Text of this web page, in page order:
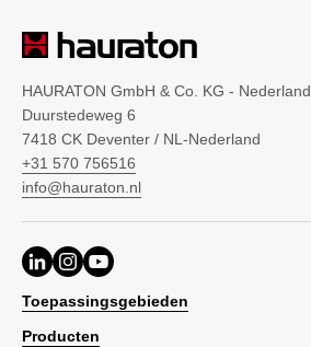
HAURATON GmbH & Co. KG - Nederland
Duurstedeweg 6
7418 CK Deventer / NL-Nederland
+31 570 756516
info@hauraton.nl
Toepassingsgebieden
Producten